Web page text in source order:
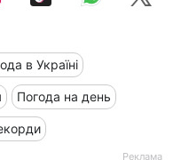
в Україні
Погода на день